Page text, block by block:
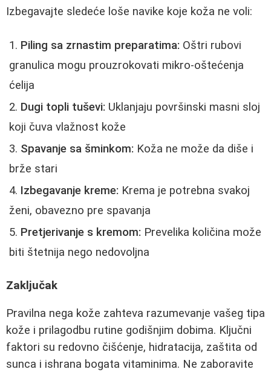
Izbegavajte sledeće loše navike koje koža ne voli:
Piling sa zrnastim preparatima: Oštri rubovi
granulica mogu prouzrokovati mikro-oštećenja
ćelija
Dugi topli tuševi: Uklanjaju površinski masni sloj
koji čuva vlažnost kože
Spavanje sa šminkom: Koža ne može da diše i
brže stari
Izbegavanje kreme: Krema je potrebna svakoj
ženi, obavezno pre spavanja
Pretjerivanje s kremom: Prevelika količina može
biti štetnija nego nedovoljna
Zaključak
Pravilna nega kože zahteva razumevanje vašeg tipa
kože i prilagodbu rutine godišnjim dobima. Ključni
faktori su redovno čišćenje, hidratacija, zaštita od
sunca i ishrana bogata vitaminima. Ne zaboravite